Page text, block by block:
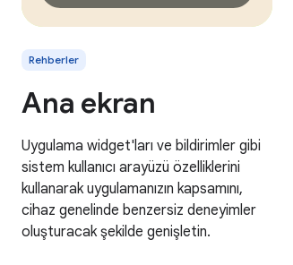
Rehberler
Ana ekran
Uygulama widget'ları ve bildirimler gibi
sistem kullanıcı arayüzü özelliklerini
kullanarak uygulamanızın kapsamını,
cihaz genelinde benzersiz deneyimler
oluşturacak şekilde genişletin.